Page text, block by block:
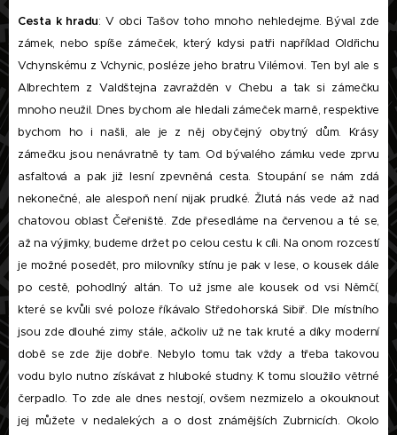
Cesta k hradu: V obci Tašov toho mnoho nehledejme. Býval zde
zámek, nebo spíše zámeček, který kdysi patři například Oldřichu
Vchynskému z Vchynic, posléze jeho bratru Vilémovi. Ten byl ale s
Albrechtem z Valdštejna zavražděn v Chebu a tak si zámečku
mnoho neužil. Dnes bychom ale hledali zámeček marně, respektive
bychom ho i našli, ale je z něj obyčejný obytný dům. Krásy
zámečku jsou nenávratně ty tam. Od bývalého zámku vede zprvu
asfaltová a pak již lesní zpevněná cesta. Stoupání se nám zdá
nekonečné, ale alespoň není nijak prudké. Žlutá nás vede až nad
chatovou oblast Čeřeniště. Zde přesedláme na červenou a té se,
až na výjimky, budeme držet po celou cestu k cíli. Na onom rozcestí
je možné posedět, pro milovníky stínu je pak v lese, o kousek dále
po cestě, pohodlný altán. To už jsme ale kousek od vsi Němčí,
které se kvůli své poloze říkávalo Středohorská Sibiř. Dle místního
jsou zde dlouhé zimy stále, ačkoliv už ne tak kruté a díky moderní
době se zde žije dobře. Nebylo tomu tak vždy a třeba takovou
vodu bylo nutno získávat z hluboké studny. K tomu sloužilo větrné
čerpadlo. To zde ale dnes nestojí, ovšem nezmizelo a okouknout
jej můžete v nedalekých a o dost známějších Zubrnicích. Okolo